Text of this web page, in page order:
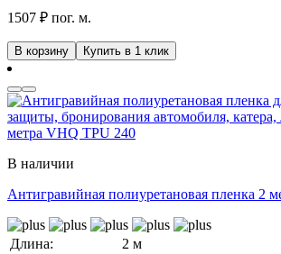
1507 ₽ пог. м.
В корзину Купить в 1 клик
В наличии
Антигравийная полиуретановая пленка 2
Длина:
2 м